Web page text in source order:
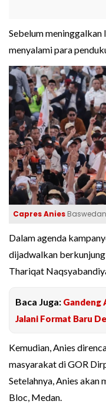
Sebelum meninggalkan
menyalami para
Capres Anies
Dalam agenda
dijadwalkan
Thariqat
Baca Juga: Gandeng
Jalani Format Baru
Kemudian, Anies
masyarakat di GOR
Setelahnya, Anies akan
Bloc, Medan.